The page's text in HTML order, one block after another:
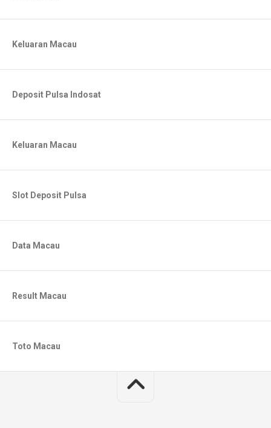
Keluaran Macau
Deposit Pulsa Indosat
Keluaran Macau
Slot Deposit Pulsa
Data Macau
Result Macau
Toto Macau